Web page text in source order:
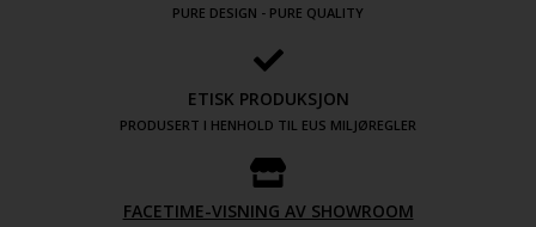
PURE DESIGN - PURE QUALITY
ETISK PRODUKSJON
PRODUSERT I HENHOLD TIL EUS MILJØREGLER
FACETIME-VISNING AV SHOWROOM